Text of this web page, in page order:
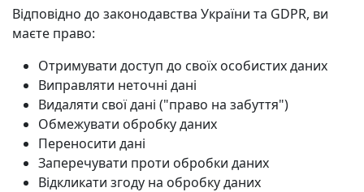
Відповідно до законодавства України та GDPR, ви
маєте право:
Отримувати доступ до своїх особистих даних
Виправляти неточні дані
Видаляти свої дані ("право на забуття")
Обмежувати обробку даних
Переносити дані
Заперечувати проти обробки даних
Відкликати згоду на обробку даних